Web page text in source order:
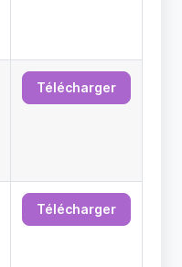
Télécharger
Télécharger